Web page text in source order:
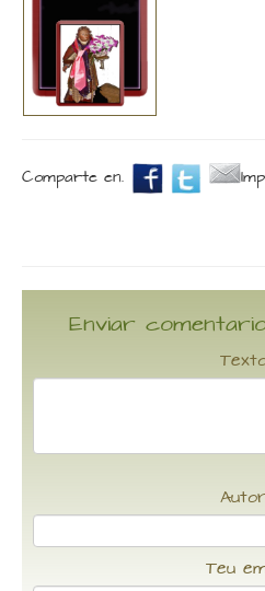
Comparte en.
Enviar
Teu